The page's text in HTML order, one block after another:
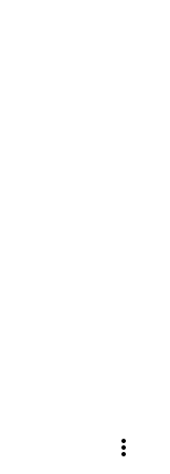
more_vert